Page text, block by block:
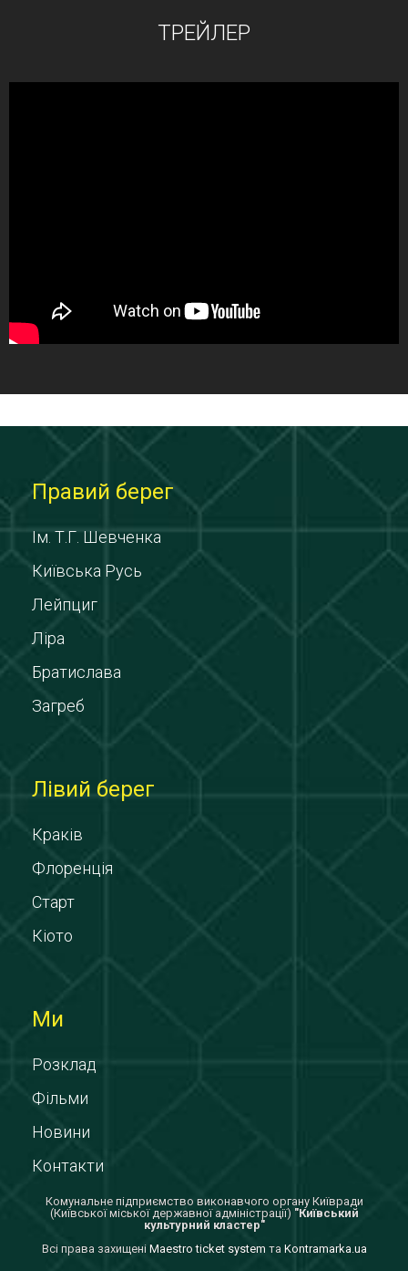
ТРЕЙЛЕР
Правий берег
Ім. Т.Г. Шевченка
Київська Русь
Лейпциг
Ліра
Братислава
Загреб
Лівий берег
Краків
Флоренція
Старт
Кіото
Ми
Розклад
Фільми
Новини
Контакти
Комунальне підприємство виконавчого органу Київради
(Київської міської державної адміністрації) "Київський
культурний кластер"
Всi права захищенi Maestro ticket system та Kontramarka.ua